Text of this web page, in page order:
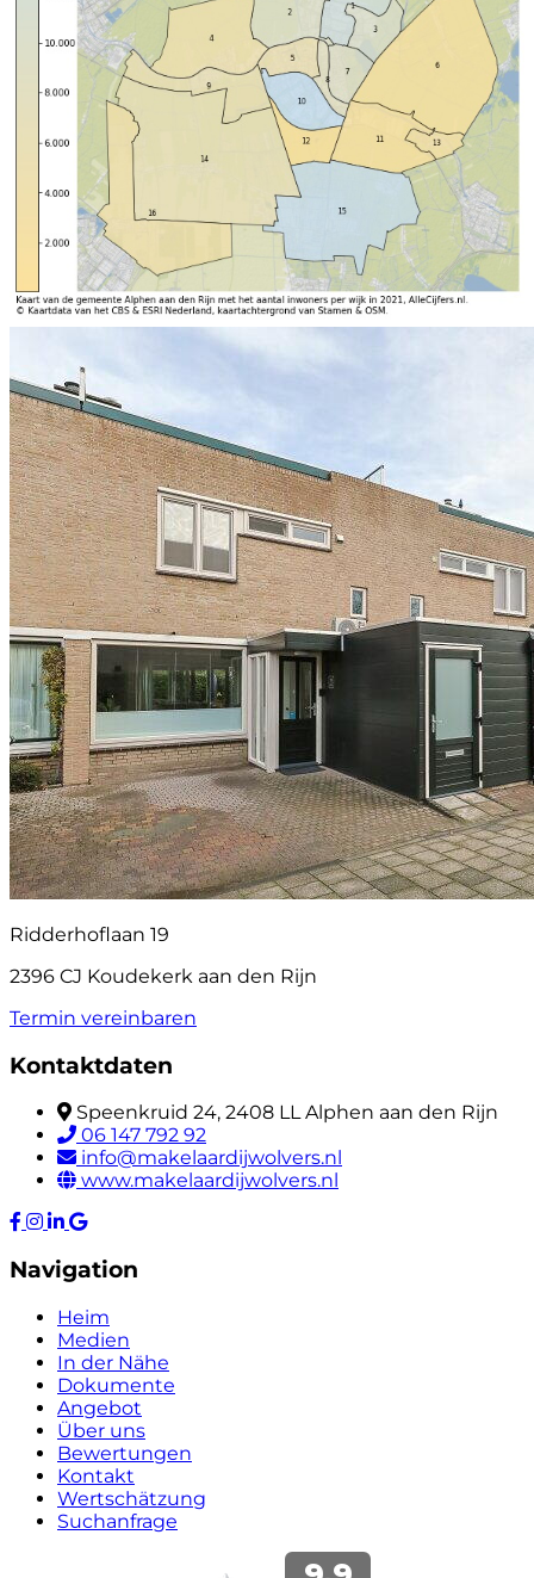
Ridderhoflaan 19
2396 CJ Koudekerk aan den Rijn
Termin vereinbaren
Kontaktdaten
Speenkruid 24, 2408 LL Alphen aan den Rijn
06 147 792 92
info@makelaardijwolvers.nl
www.makelaardijwolvers.nl
Navigation
Heim
Medien
In der Nähe
Dokumente
Angebot
Über uns
Bewertungen
Kontakt
Wertschätzung
Suchanfrage